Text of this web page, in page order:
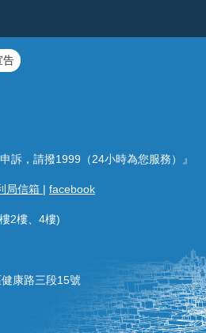
告
訴，請撥1999（24小時為您服務）』
局信箱 | facebook
2樓、4樓)
健康路三段15號